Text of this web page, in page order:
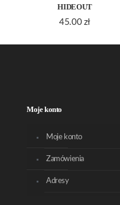
HIDEOUT
45.00 zł
Moje konto
Moje konto
Zamówienia
Adresy